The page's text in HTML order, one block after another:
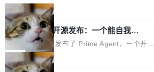
驱动你去学 CuTe，但还没被那些"邪恶的" Hopp
er++ 优化所淹没，足够容易修改和适配。 更关
键的是 FA2 的持久性...
也为产业链企业探索产品创新与商业增长打开新
的空间。 8月14日，开源鸿蒙智能硬件开发者日
（OHDD：OpenHarmony Hardware Develope
r Day）将在杭州启航。活动面向智能硬件产业
链企业和开发者，邀请行业专家与资深技术顾
问，围绕开源鸿蒙技术能力、设备适配、芯片适
模服务降级，Actions 完全不可用超过 5 小时，
webhook 停发，连自托管 runner 也因调度层故
障无法工作。Pages、Copilot code review、C
opilot coding agent 全部受影响。从检测到完全
恢复，大约 12 小时。 这是 2026 年 8 月的第六
起事故，其中四起与 AI/Copilot 服务相关。 Git
局
Prime Agent 开源发布：一个能自我改
进的编程 Agent，ARC-AGI 3 超越人类
专家基线
Prime Intellect 发布了 Prime Agent，一个开源
的编程 Agent Harness，核心设计围绕两个抽
象：Recursive Language Model（RLM）和 C
局